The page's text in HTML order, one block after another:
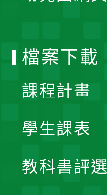
檔案下載
課程計畫
學生課表
教科書評選